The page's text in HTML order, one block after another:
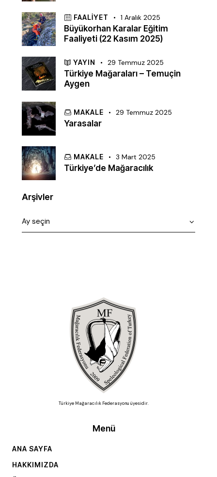
FAALIYET 1 Aralık 2025
Büyükorhan Karalar Eğitim
Faaliyeti (22 Kasım 2025)
YAYIN 29 Temmuz 2025
Türkiye Mağaraları – Temuçin
Aygen
MAKALE 29 Temmuz 2025
Yarasalar
MAKALE 3 Mart 2025
Türkiye’de Mağaracılık
Arşivler
Türkiye Mağaracılık Federasyonu üyesidir.
Menü
ANA SAYFA
HAKKIMIZDA